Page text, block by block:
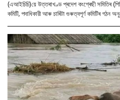
(এআইচিচি)য়ে উত্তৰাখণ্ড প্ৰদেশ কংগ্ৰেছী সমিতিৰ
কমিটি, পদাধিকারী আৰু চাৰিটা গুৰুত্বপূর্ণ কমিটিৰ গঠন